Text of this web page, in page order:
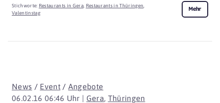
Stichworte: Restaurants in Gera, Restaurants in Thüringen,
Valentinstag
Mehr
06.02.16 06:46 Uhr | Gera, Thüringen
News / Event/ Angebote